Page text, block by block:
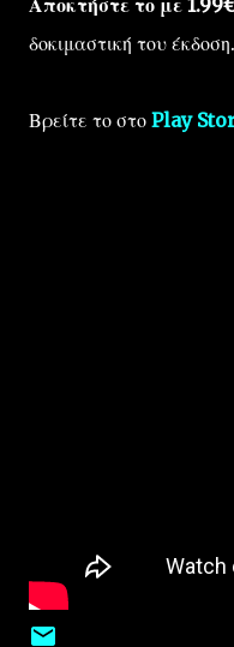
Αποκτήστε το με
δοκιμαστική του έκδοση.
Βρείτε το στο Play